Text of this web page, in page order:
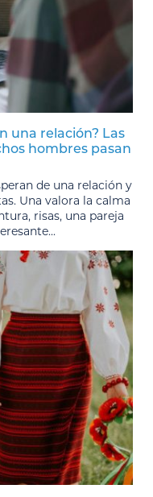
una relación? Las
hombres pasan
de una relación y
Una valora la calma
risas, una pareja